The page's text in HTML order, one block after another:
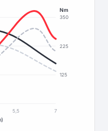
125
225
350
Nm
5,5
7